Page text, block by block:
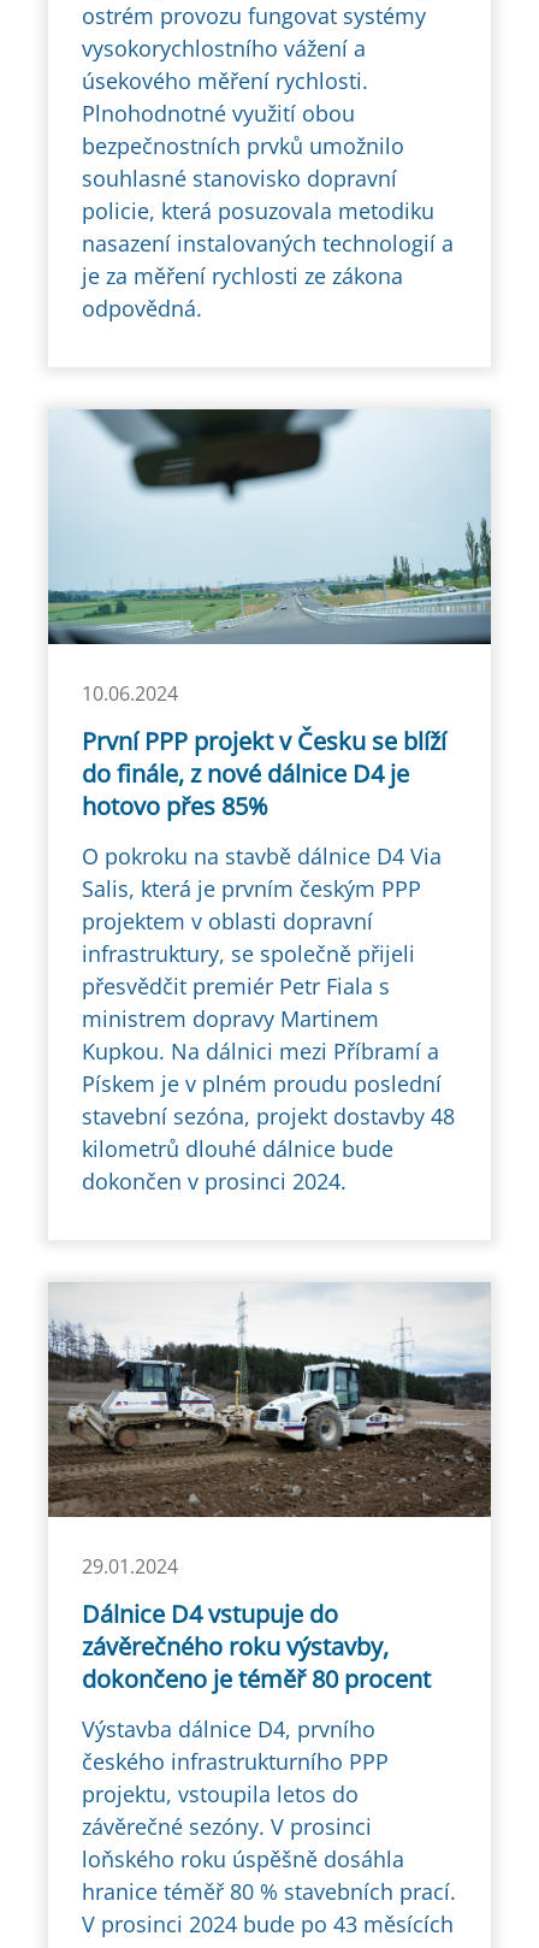
ostrém provozu fungovat systémy
vysokorychlostního vážení a
úsekového měření rychlosti.
Plnohodnotné využití obou
bezpečnostních prvků umožnilo
souhlasné stanovisko dopravní
policie, která posuzovala metodiku
nasazení instalovaných technologií a
je za měření rychlosti ze zákona
odpovědná.
10.06.2024
První PPP projekt v Česku se blíží
do finále, z nové dálnice D4 je
hotovo přes 85%
O pokroku na stavbě dálnice D4 Via
Salis, která je prvním českým PPP
projektem v oblasti dopravní
infrastruktury, se společně přijeli
přesvědčit premiér Petr Fiala s
ministrem dopravy Martinem
Kupkou. Na dálnici mezi Příbramí a
Pískem je v plném proudu poslední
stavební sezóna, projekt dostavby 48
kilometrů dlouhé dálnice bude
dokončen v prosinci 2024.
29.01.2024
Dálnice D4 vstupuje do
závěrečného roku výstavby,
dokončeno je téměř 80 procent
Výstavba dálnice D4, prvního
českého infrastrukturního PPP
projektu, vstoupila letos do
závěrečné sezóny. V prosinci
loňského roku úspěšně dosáhla
hranice téměř 80 % stavebních prací.
V prosinci 2024 bude po 43 měsících